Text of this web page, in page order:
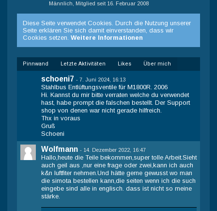
Männlich
Mitglied seit 16. Februar 2008
Diese Seite verwendet Cookies. Durch die Nutzung unserer
Seite erklären Sie sich damit einverstanden, dass wir
Cookies setzen. Weitere Informationen
Pinnwand Letzte Aktivitäten Likes Über mich
schoeni7 - 7. Juni 2024, 16:13
Stahlbus Entlüftungsventile für M1800R. 2006
Hi. Kannst du mir bitte verraten welche du verwendet
hast, habe prompt die falschen bestellt. Der Support
shop von denen war nicht gerade hilfreich.
Thx in voraus
Gruß
Schoeni
Wolfmann - 14. Dezember 2022, 16:47
Hallo,heute die Teile bekommen,super tolle Arbeit.Sieht
auch geil aus ,nur eine frage oder zwei,kann ich auch
k&n luftfiter nehmen.Und hätte gerne gewusst wo man
die simota bestellen kann,die seiten wenn ich die such
eingebe sind alle in englisch. dass ist nicht so meine
stärke.